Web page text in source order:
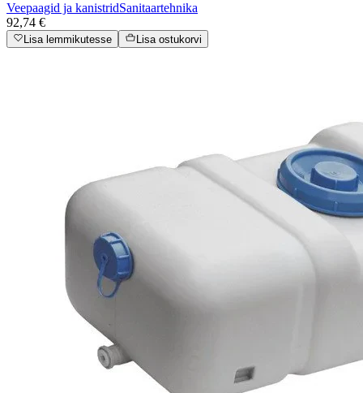
Veepaagid ja kanistridSanitaartehnika
92,74 €
Lisa lemmikutesse Lisa ostukorvi